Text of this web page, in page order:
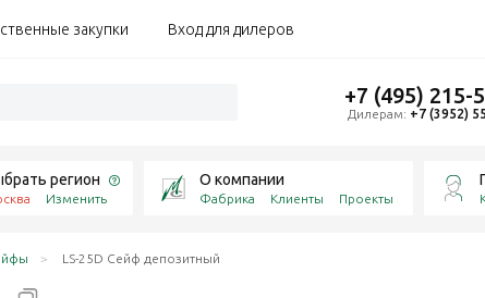
закупки Вход для дилеров
+7 (495) 215-
Дилерам: +7 (3952)
регион
Изменить
О компании
Фабрика Клиенты Проекты
LS-25D Сейф депозитный